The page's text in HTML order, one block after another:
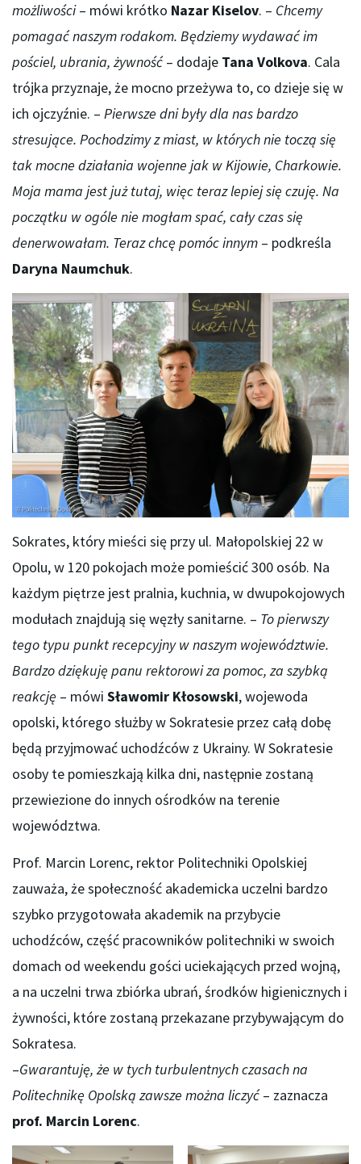
możliwości– mówi krótko Nazar Kiselov. – Chcemy
pomagać naszym rodakom. Będziemy wydawać im
pościel, ubrania, żywność – dodaje Tana Volkova. Cala
trójka przyznaje, że mocno przeżywa to, co dzieje się w
ich ojczyźnie. – Pierwsze dni były dla nas bardzo
stresujące. Pochodzimy z miast, w których nie toczą się
tak mocne działania wojenne jak w Kijowie, Charkowie.
Moja mama jest już tutaj, więc teraz lepiej się czuję. Na
początku w ogóle nie mogłam spać, cały czas się
denerwowałam. Teraz chcę pomóc innym – podkreśla
Daryna Naumchuk.
Sokrates, który mieści się przy ul. Małopolskiej 22 w
Opolu, w 120 pokojach może pomieścić 300 osób. Na
każdym piętrze jest pralnia, kuchnia, w dwupokojowych
modułach znajdują się węzły sanitarne. – To pierwszy
tego typu punkt recepcyjny w naszym województwie.
Bardzo dziękuję panu rektorowi za pomoc, za szybką
reakcję – mówi Sławomir Kłosowski, wojewoda
opolski, którego służby w Sokratesie przez całą dobę
będą przyjmować uchodźców z Ukrainy. W Sokratesie
osoby te pomieszkają kilka dni, następnie zostaną
przewiezione do innych ośrodków na terenie
województwa.
Prof. Marcin Lorenc, rektor Politechniki Opolskiej
zauważa, że społeczność akademicka uczelni bardzo
szybko przygotowała akademik na przybycie
uchodźców, część pracowników politechniki w swoich
domach od weekendu gości uciekających przed wojną,
a na uczelni trwa zbiórka ubrań, środków higienicznych i
żywności, które zostaną przekazane przybywającym do
Sokratesa.
–Gwarantuję, że w tych turbulentnych czasach na
Politechnikę Opolską zawsze można liczyć – zaznacza
prof. Marcin Lorenc.